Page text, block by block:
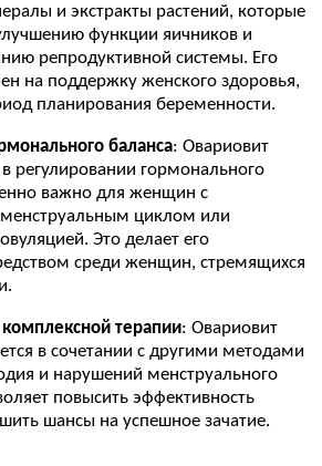
и экстракты растений, которые
функции яичников и
репродуктивной системы. Его
на поддержку женского здоровья,
планирования беременности.
баланса: Овариовит
регулировании гормонального
важно для женщин с
циклом или
Это делает его
среди женщин, стремящихся
терапии: Овариовит
в сочетании с другими методами
и нарушений менструального
повысить эффективность
шансы на успешное зачатие.